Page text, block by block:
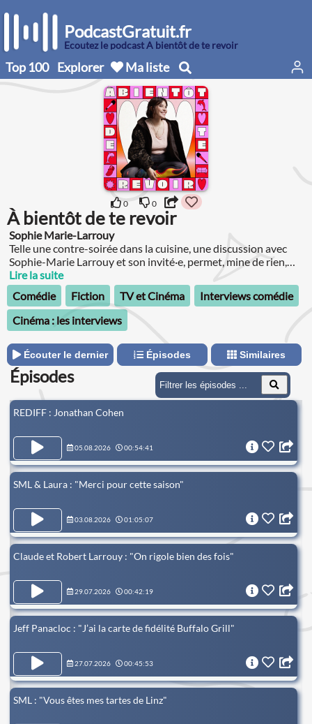
PodcastGratuit.fr
Écoutez le podcast À bientôt de te revoir
Top 100 Explorer Ma liste
0 0
À bientôt de te revoir
Sophie Marie-Larrouy
Telle une contre-soirée dans la cuisine, une discussion avec
Sophie-Marie Larrouy et son invité·e, permet, mine de rien,
d'en apprendre plus sur son prochain.
Lire la suite
Comédie
Fiction TV et Cinéma
Interviews comédie
Cinéma : les interviews
Écouter le dernier Épisodes Similaires
Épisodes
REDIFF : Jonathan Cohen
05.08.2026 00:54:41
SML & Laura : "Merci pour cette saison"
03.08.2026 01:05:07
Claude et Robert Larrouy : "On rigole bien des fois"
29.07.2026 00:42:19
Jeff Panacloc : "J’ai la carte de fidélité Buffalo Grill"
27.07.2026 00:45:53
SML : "Vous êtes mes tartes de Linz"